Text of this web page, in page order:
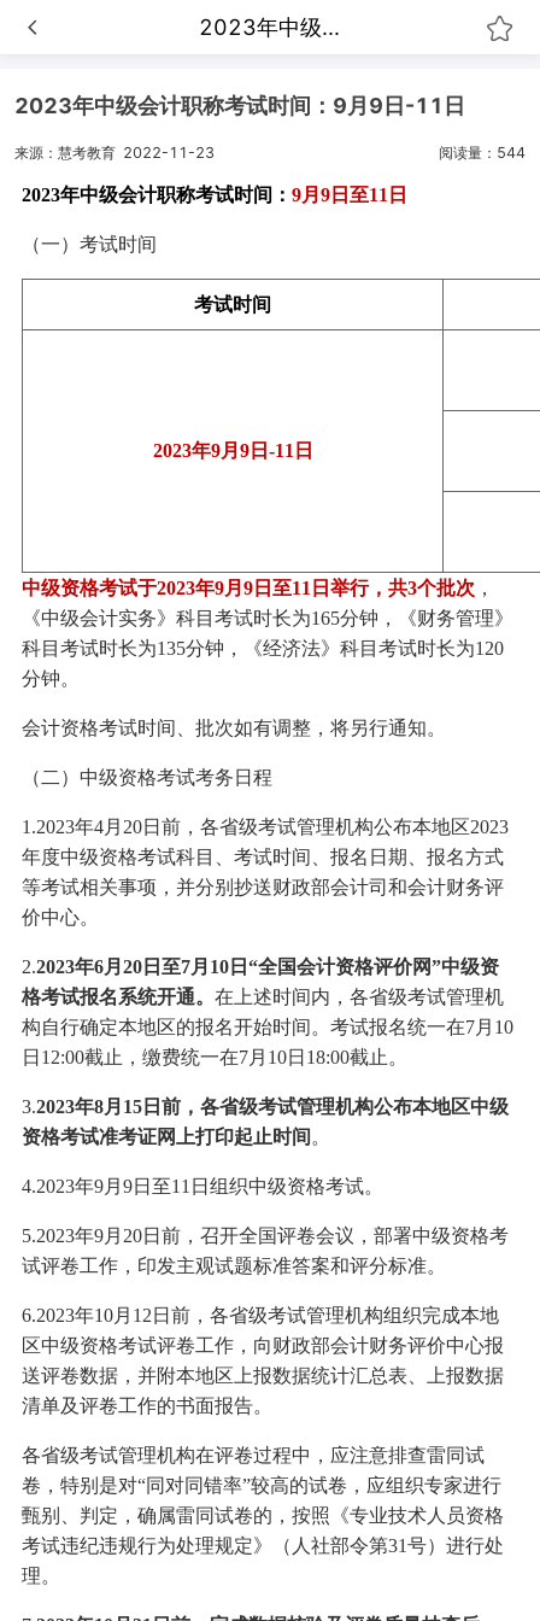
2023年中级...
2023年中级会计职称考试时间：9月9日-11日
来源：慧考教育 2022-11-23 阅读量：544
2023年中级会计职称考试时间：9月9日至11日
（一）考试时间
考试时间
2023年9月9日-11日
中级资格考试于2023年9月9日至11日举行，共3个批次 ，
《中级会计实务》科目考试时长为165分钟，《财务管理》
科目考试时长为135分钟，《经济法》科目考试时长为120
分钟。
会计资格考试时间、批次如有调整，将另行通知。
（二） 中级资格考试考务日程
1.2023年4月20日前，各省级考试管理机构公布本地区2023
年度中级资格考试科目、考试时间、报名日期、报名方式
等考试相关事项，并分别抄送财政部会计司和会计财务评
价中心。
2.2023年6月20日至7月10日“全国会计资格评价网”中级资
格考试报名系统开通。在上述时间内，各省级考试管理机
构自行确定本地区的报名开始时间。考试报名统一在7月10
日12:00截止，缴费统一在7月10日18:00截止。
3.2023年8月15日前，各省级考试管理机构公布本地区中级
资格考试准考证网上打印起止时间 。
4.2023年9月9日至11日组织中级资格考试。
5.2023年9月20日前，召开全国评卷会议，部署中级资格考
试评卷工作，印发主观试题标准答案和评分标准。
6.2023年10月12日前，各省级考试管理机构组织完成本地
区中级资格考试评卷工作，向财政部会计财务评价中心报
送评卷数据，并附本地区上报数据统计汇总表、上报数据
清单及评卷工作的书面报告。
各省级考试管理机构在评卷过程中，应注意排查雷同试
卷，特别是对“同对同错率”较高的试卷，应组织专家进行
甄别、判定，确属雷同试卷的，按照《专业技术人员资格
考试违纪违规行为处理规定》（人社部令第31号）进行处
理。